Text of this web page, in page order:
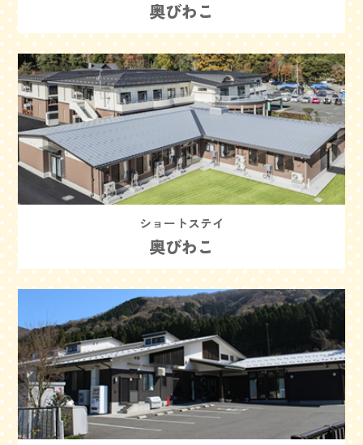
奥びわこ
ショートステイ
奥びわこ